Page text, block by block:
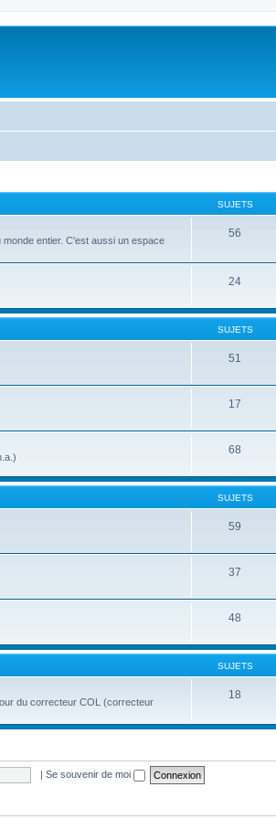
SUJETS
entier. C'est aussi un espace
56
24
SUJETS
51
17
68
SUJETS
59
37
48
SUJETS
du correcteur COL (correcteur
18
| Se souvenir de moi